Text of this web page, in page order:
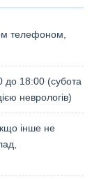
телефоном,
до 18:00 (субота
неврологів)
інше не